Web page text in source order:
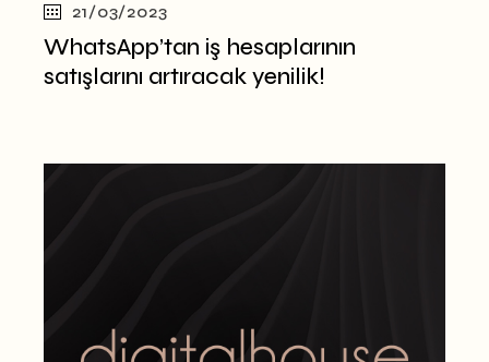
21/03/2023
WhatsApp’tan iş hesaplarının
satışlarını artıracak yenilik!